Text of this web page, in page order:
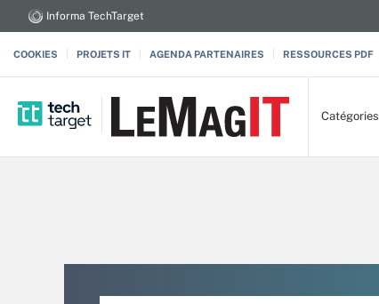
Informa TechTarget
COOKIES PROJETS IT AGENDA PARTENAIRES RESSOURCES PDF
Catégories